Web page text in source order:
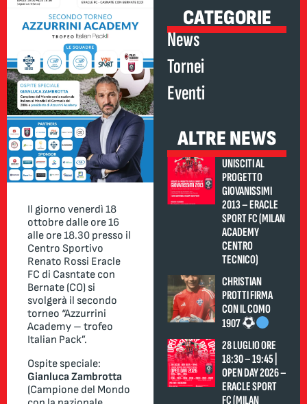
Il giorno venerdì 18
ottobre dalle ore 16
alle ore 18.30 presso il
Centro Sportivo
Renato Rossi Eracle
FC di Casntate con
Bernate (CO) si
svolgerà il secondo
torneo “Azzurrini
Academy – trofeo
Italian Pack”.
Ospite speciale:
Gianluca Zambrotta
(Campione del Mondo
CATEGORIE
News
Tornei
Eventi
ALTRE NEWS
UNISCITI AL
PROGETTO
GIOVANISSIMI
2013 – ERACLE
SPORT FC (MILAN
ACADEMY
CENTRO
TECNICO)
CHRISTIAN
PROTTI FIRMA
CON IL COMO
1907
28 LUGLIO ORE
18:30 – 19:45 |
OPEN DAY 2026 –
ERACLE SPORT
FC (MILAN